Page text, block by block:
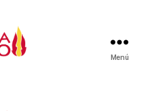
Menú